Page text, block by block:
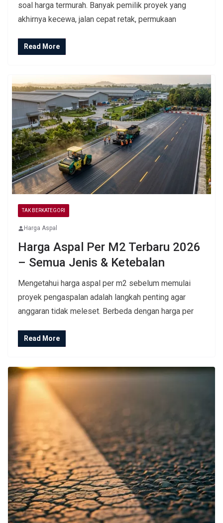
soal harga termurah. Banyak pemilik proyek yang
akhirnya kecewa, jalan cepat retak, permukaan
Read More
TAK BERKATEGORI
Harga Aspal
Harga Aspal Per M2 Terbaru 2026
– Semua Jenis & Ketebalan
Mengetahui harga aspal per m2 sebelum memulai
proyek pengaspalan adalah langkah penting agar
anggaran tidak meleset. Berbeda dengan harga per
Read More